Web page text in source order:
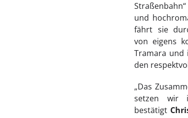
und
fährt sie
von eigens
Tramara und
den
„Das
setzen wir
bestätigt